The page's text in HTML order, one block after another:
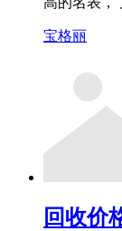
宝格丽
回收价